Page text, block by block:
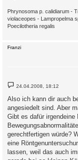
Phrynosoma p. calidiarum -
violaceopes - Lampropelma
Poecilotheria regalis
Franzi
B
t
r
a
g
24.04.2008, 18:12
Also ich kann dir auch
angesiedelt sind. Aber
Gibt es dafür irgendeine
gerechtfertigen würde?
eine
lassen, weil das auch